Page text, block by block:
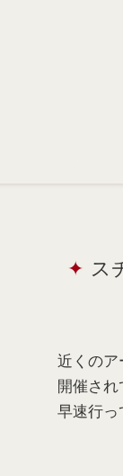
ス
近くの
開催され
早速行っ